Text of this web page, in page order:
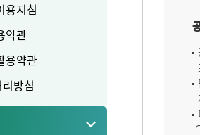
용지침
약관
용약관
방침